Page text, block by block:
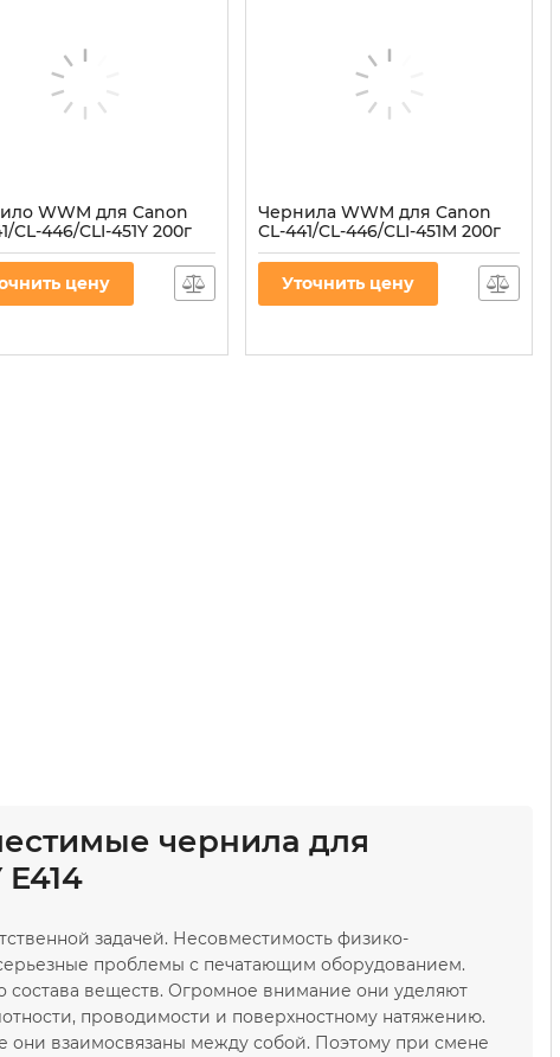
WWM для Canon
CL-446/CLI-451Y 200г
водорастворимые
C45/Y цену
Чернила WWM для Canon
CL-441/CL-446/CLI-451M 200г
Magenta водорастворимые
(C45/M)
Артикул:C45/M
Уточнить цену
чернила для
задачей. Несовместимость физико-
проблемы с печатающим оборудованием.
состава веществ. Огромное внимание они уделяют
проводимости и поверхностному натяжению.
они взаимосвязаны между собой. Поэтому при смене